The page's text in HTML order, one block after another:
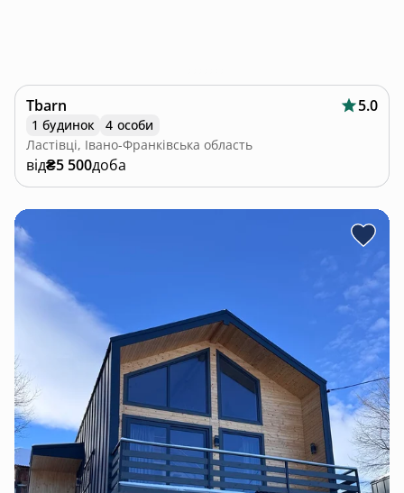
Tbarn 5.0
1 будинок
4 особи
Ластівці, Івано-Франківська область
від₴5 500доба